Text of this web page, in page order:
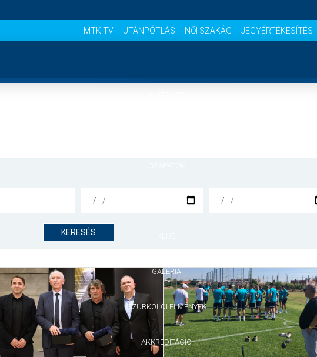
MTK TV UTÁNPÓTLÁS NŐI SZAKÁG JEGYÉRTÉKESÍTÉS
MÉRKŐZÉSEK
GALÉRIA
SZURKOLÓI ÉLMÉNYEK
AKKREDITÁCIÓ
KERESÉS